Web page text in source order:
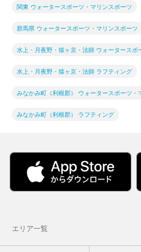
関東 ウォータースポーツ・マリンスポーツ
群馬県 ウォータースポーツ・マリンスポーツ
水上・月夜野・猿ヶ京・法師 ウォータースポ
水上・月夜野・猿ヶ京・法師 ラフティング
みなかみ町（利根郡） ウォータースポーツ・
みなかみ町（利根郡） ラフティング
エリア一覧